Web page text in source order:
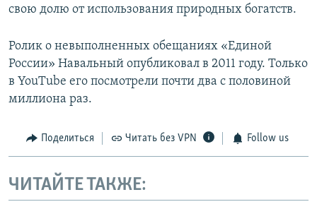
свою долю от использования природных богатств.
Ролик о невыполненных обещаниях «Единой
России» Навальный опубликовал в 2011 году. Только
в YouTube его посмотрели почти два с половиной
миллиона раз.
Поделиться Читать без VPN Follow us
ЧИТАЙТЕ ТАКЖЕ: